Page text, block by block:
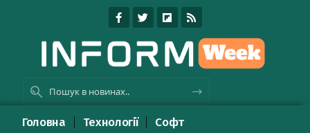
Головна Технології Софт